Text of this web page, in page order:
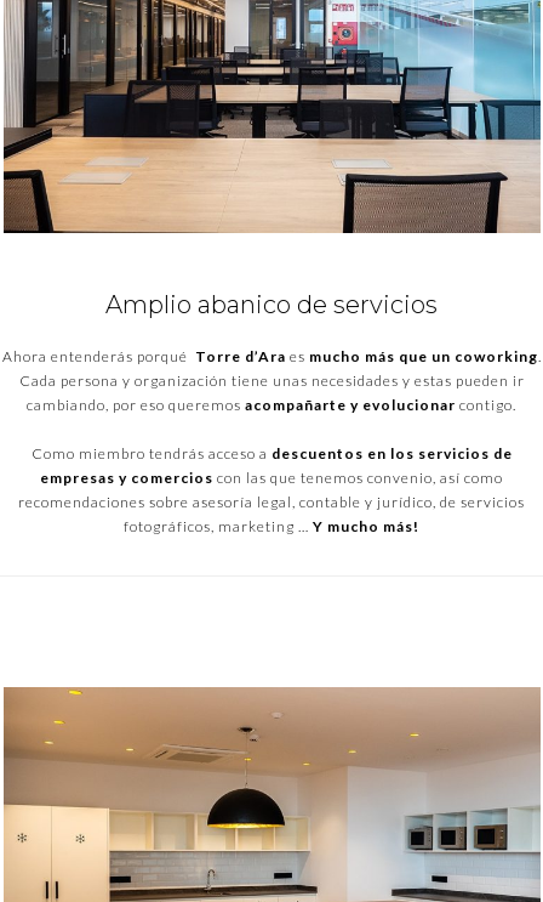
Amplio abanico de servicios
Ahora entenderás porqué Torre d’Ara es mucho más que un coworking
Cada persona y organización tiene unas necesidades y estas pueden ir
cambiando, por eso queremos acompañarte y evolucionar contigo.
Como miembro tendrás acceso a descuentos en los servicios de
empresas y comercios con las que tenemos convenio, así como
recomendaciones sobre asesoría legal, contable y jurídico, de servicios
fotográficos, marketing …
Y mucho más!